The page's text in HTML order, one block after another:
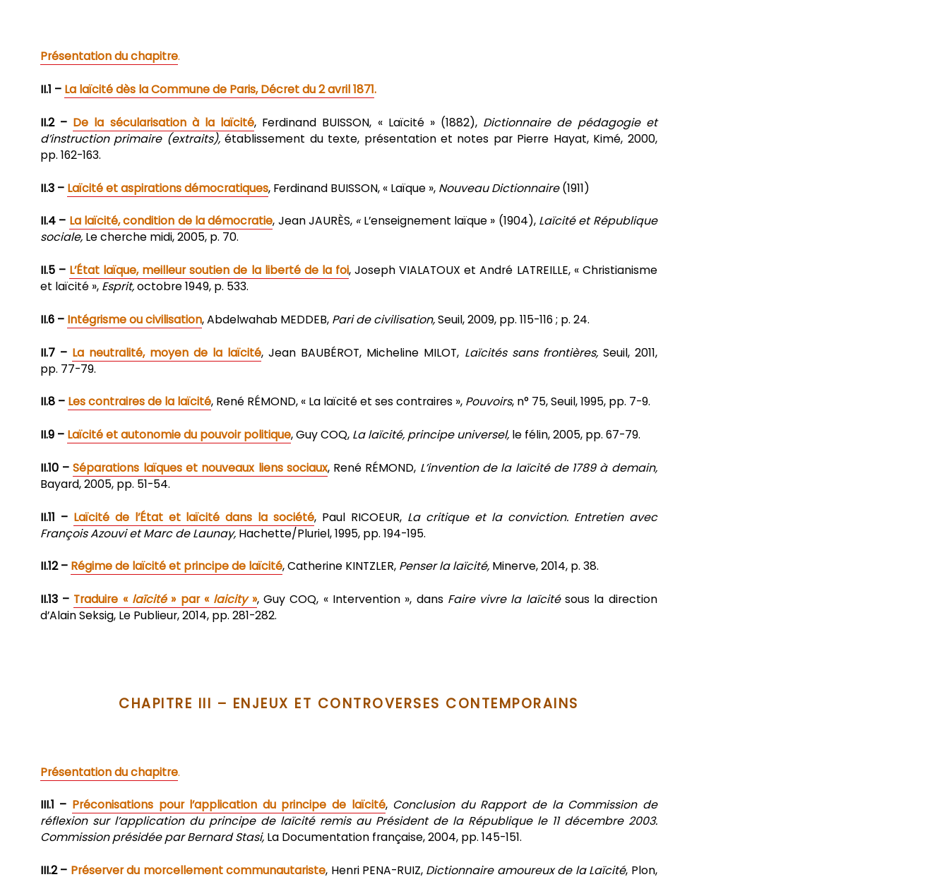
Présentation du chapitre.
II.1 – La laïcité dès la Commune de Paris, Décret du 2 avril 1871.
II.2 – De la sécularisation à la laïcité, Ferdinand BUISSON, « Laïcité » (1882), Dictionnaire de pédagogie et
d’instruction primaire (extraits),établissement du texte, présentation et notes par Pierre Hayat, Kimé, 2000,
pp. 162-163.
II.3 – Laïcité et aspirations démocratiques, Ferdinand BUISSON, « Laïque », Nouveau Dictionnaire(1911)
II.4 – La laïcité, condition de la démocratie, Jean JAURÈS, « L’enseignement laïque » (1904),Laïcité et République
sociale, Le cherche midi, 2005, p. 70.
II.5 – L’État laïque, meilleur soutien de la liberté de la foi, Joseph VIALATOUX et André LATREILLE, « Christianisme
et laïcité », Esprit,octobre 1949, p. 533.
II.6 – Intégrisme ou civilisation, Abdelwahab MEDDEB, Pari de civilisation,Seuil, 2009, pp. 115-116 ; p. 24.
II.7 – La neutralité, moyen de la laïcité, Jean BAUBÉROT, Micheline MILOT, Laïcités sans frontières, Seuil, 2011,
pp. 77-79.
II.8 – Les contraires de la laïcité, René RÉMOND, « La laïcité et ses contraires », Pouvoirs, n° 75, Seuil, 1995, pp. 7-9.
II.9 – Laïcité et autonomie du pouvoir politique, Guy COQ, La laïcité, principe universel,le félin, 2005, pp. 67-79.
II.10 –Séparations laïques et nouveaux liens sociaux, René RÉMOND, L’invention de la laïcité de 1789 à demain,
Bayard, 2005, pp. 51-54.
II.11 – Laïcité de l’État et laïcité dans la société, Paul RICOEUR, La critique et la conviction. Entretien avec
François Azouvi et Marc de Launay, Hachette/Pluriel, 1995, pp. 194-195.
II.12 – Régime de laïcité et principe de laïcité, Catherine KINTZLER, Penser la laïcité,Minerve, 2014, p. 38.
II.13 – Traduire « laïcité» par « laicity», Guy COQ, « Intervention », dans Faire vivre la laïcitésous la direction
d’Alain Seksig, Le Publieur, 2014, pp. 281-282.
CHAPITRE III – ENJEUX ET CONTROVERSES CONTEMPORAINS
Présentation du chapitre.
III.1 – Préconisations pour l’application du principe de laïcité, Conclusion du Rapport de la Commission de
réflexion sur l’application du principe de laïcité remis au Président de la République le 11 décembre 2003.
Commission présidée par Bernard Stasi, La Documentation française, 2004, pp. 145-151.
III.2 – Préserver du morcellement communautariste, Henri PENA-RUIZ, Dictionnaire amoureux de la Laïcité, Plon,